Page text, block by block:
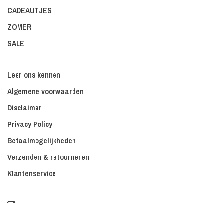
CADEAUTJES
ZOMER
SALE
Leer ons kennen
Algemene voorwaarden
Disclaimer
Privacy Policy
Betaalmogelijkheden
Verzenden & retourneren
Klantenservice